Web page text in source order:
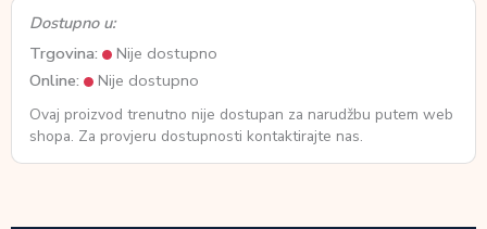
Dostupno u:
Trgovina:
Nije dostupno
Online:
Nije dostupno
Ovaj proizvod trenutno nije dostupan za narudžbu putem web
shopa. Za provjeru dostupnosti kontaktirajte nas.